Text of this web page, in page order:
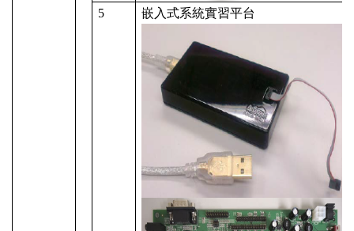
5 嵌入式系統實習平台